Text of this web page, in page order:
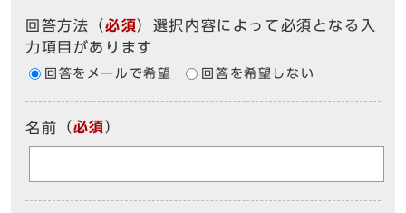
回答方法 （必須）選択内容によって必須となる入
力項目があります
回答をメールで希望 回答を希望しない
名前 （必須）